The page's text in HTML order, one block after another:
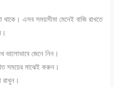
থাকে। এসব সময়সীমা মেনেই বাজি রাখতে
ভালোভাবে জেনে নিন।
সময়ের মাঝেই করুন।
রাখুন।